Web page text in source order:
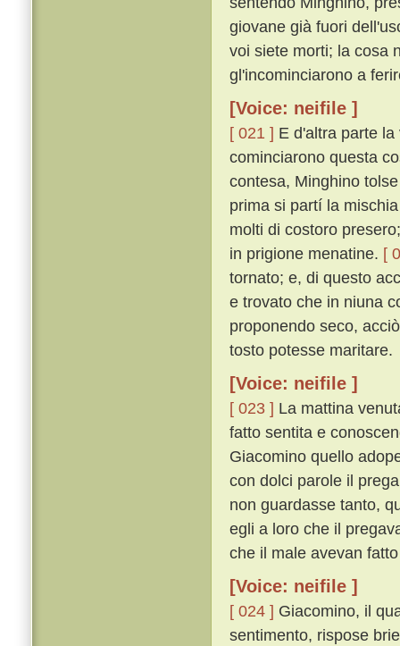
giovane già fuori
voi siete morti; la cosa
gl'incominciarono a
[Voice: neifile ]
[ 021 ] E d'altra parte
cominciarono questa
contesa, Minghino
prima si partí la
molti di costoro
in prigione menatine. [
tornato; e, di questo
e trovato che in niuna
proponendo seco,
tosto potesse maritare.
[Voice: neifile ]
[ 023 ] La mattina
fatto sentita e
Giacomino quello
con dolci parole il
non guardasse tanto,
egli a loro che il
che il male avevan
[Voice: neifile ]
[ 024 ] Giacomino, il
sentimento, rispose